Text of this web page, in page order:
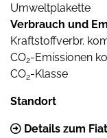
Umweltplakette
Verbrauch und
Kraftstoffverbr.
CO2-Emissionen
CO2-Klasse
Standort
Details zum